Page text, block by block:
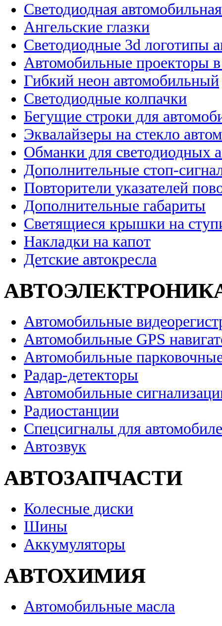
Светодиодная
Ангельские глазки
Светодиодные 3d логотипы
Автомобильные проекторы
Гибкий неон автомобильный
Светодиодные колпачки
Бегущие строки для
Эквалайзеры на стекло
Обманки для светодиодных
Дополнительные стоп-
Повторители указателей
Дополнительные габариты
Светящиеся крышки на
Накладки на капот
Детские автокресла
Автомобильные
Автомобильные GPS
Автомобильные
Радар-детекторы
Автомобильные
Радиостанции
Спецсигналы для
Автозвук
АВТОЗАПЧАСТИ
Колесные диски
Шины
Аккумуляторы
АВТОХИМИЯ
Автомобильные масла